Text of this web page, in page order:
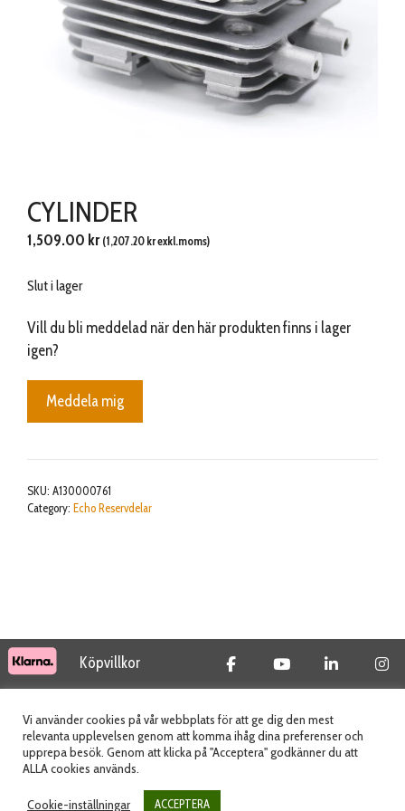
CYLINDER
1,509.00 kr (1,207.20 krexkl.moms)
Slut i lager
Vill du bli meddelad när den här produkten finns i lager
igen?
Meddela mig
SKU: A130000761
Category: Echo Reservdelar
Köpvillkor
© 2026 Tidab AB - All Rights Reserved
Vi använder cookies på vår webbplats för att ge dig den mest
relevanta upplevelsen genom att komma ihåg dina preferenser och
upprepa besök. Genom att klicka på "Acceptera" godkänner du att
ALLA cookies används.
Cookie-inställningar ACCEPTERA